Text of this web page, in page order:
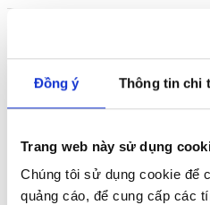
Đồng ý Thông tin chi
Trang web này sử dụng
Chúng tôi sử dụng cookie để
quảng cáo, để cung cấp các
Operating range up to
534 km
theo tiêu WLTP